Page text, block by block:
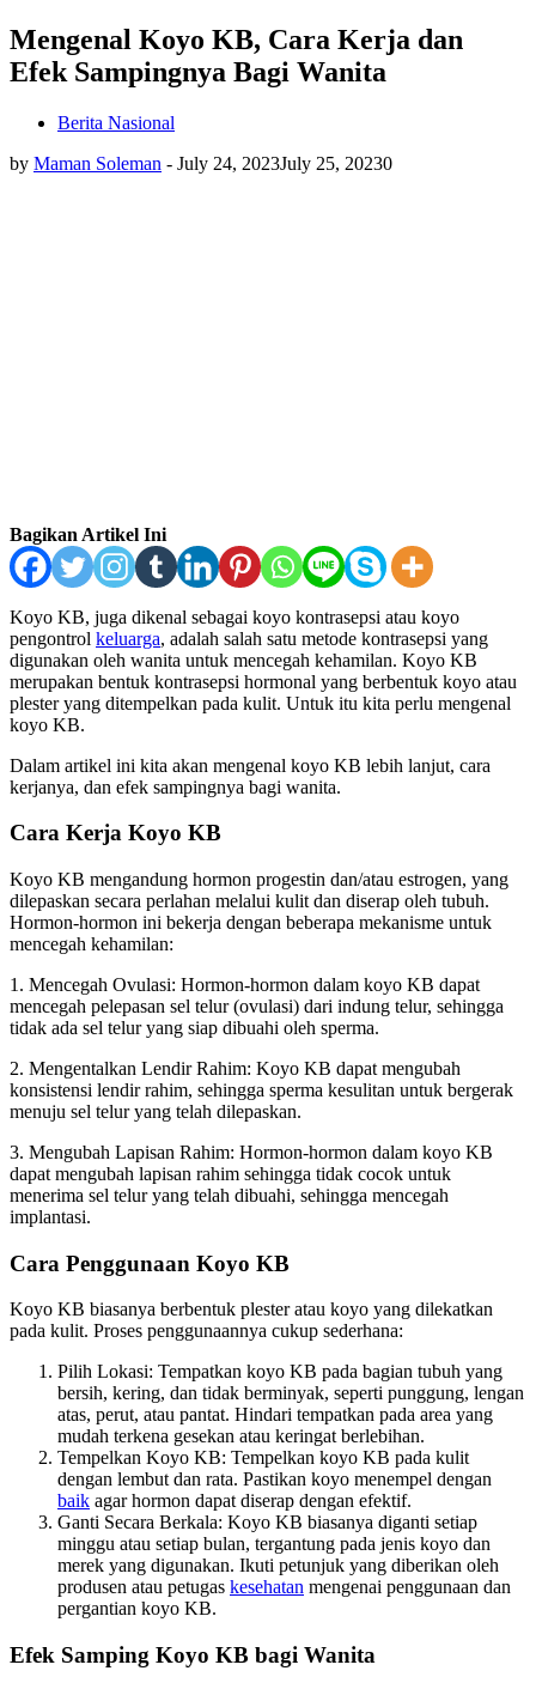
Mengenal Koyo KB, Cara Kerja dan
Efek Sampingnya Bagi Wanita
Berita Nasional
by Maman Soleman - July 24, 2023July 25, 20230
Bagikan Artikel Ini
Koyo KB, juga dikenal sebagai koyo kontrasepsi atau koyo
pengontrol keluarga, adalah salah satu metode kontrasepsi yang
digunakan oleh wanita untuk mencegah kehamilan. Koyo KB
merupakan bentuk kontrasepsi hormonal yang berbentuk koyo atau
plester yang ditempelkan pada kulit. Untuk itu kita perlu mengenal
koyo KB.
Dalam artikel ini kita akan mengenal koyo KB lebih lanjut, cara
kerjanya, dan efek sampingnya bagi wanita.
Cara Kerja Koyo KB
Koyo KB mengandung hormon progestin dan/atau estrogen, yang
dilepaskan secara perlahan melalui kulit dan diserap oleh tubuh.
Hormon-hormon ini bekerja dengan beberapa mekanisme untuk
mencegah kehamilan:
1. Mencegah Ovulasi: Hormon-hormon dalam koyo KB dapat
mencegah pelepasan sel telur (ovulasi) dari indung telur, sehingga
tidak ada sel telur yang siap dibuahi oleh sperma.
2. Mengentalkan Lendir Rahim: Koyo KB dapat mengubah
konsistensi lendir rahim, sehingga sperma kesulitan untuk bergerak
menuju sel telur yang telah dilepaskan.
3. Mengubah Lapisan Rahim: Hormon-hormon dalam koyo KB
dapat mengubah lapisan rahim sehingga tidak cocok untuk
menerima sel telur yang telah dibuahi, sehingga mencegah
implantasi.
Cara Penggunaan Koyo KB
Koyo KB biasanya berbentuk plester atau koyo yang dilekatkan
pada kulit. Proses penggunaannya cukup sederhana:
Pilih Lokasi: Tempatkan koyo KB pada bagian tubuh yang
bersih, kering, dan tidak berminyak, seperti punggung, lengan
atas, perut, atau pantat. Hindari tempatkan pada area yang
mudah terkena gesekan atau keringat berlebihan.
Tempelkan Koyo KB: Tempelkan koyo KB pada kulit
dengan lembut dan rata. Pastikan koyo menempel dengan
baik agar hormon dapat diserap dengan efektif.
Ganti Secara Berkala: Koyo KB biasanya diganti setiap
minggu atau setiap bulan, tergantung pada jenis koyo dan
merek yang digunakan. Ikuti petunjuk yang diberikan oleh
produsen atau petugas kesehatan mengenai penggunaan dan
pergantian koyo KB.
Efek Samping Koyo KB bagi Wanita